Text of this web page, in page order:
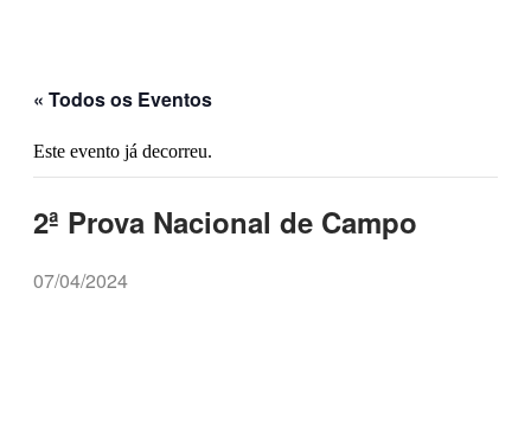
« Todos os Eventos
Este evento já decorreu.
2ª Prova Nacional de Campo
07/04/2024